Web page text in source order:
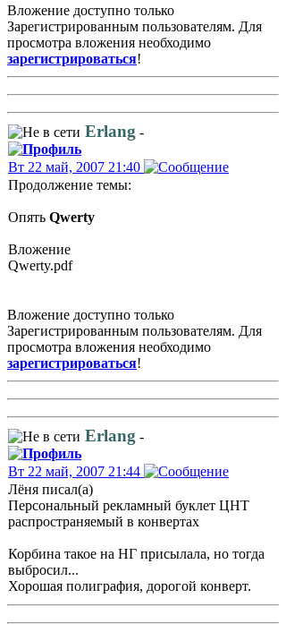
Вложение доступно только
Зарегистрированным пользователям. Для
просмотра вложения необходимо
зарегистрироваться!
Erlang -
Вт 22 май, 2007 21:40
Продолжение темы:
Опять Qwerty
Вложение
Qwerty.pdf
Вложение доступно только
Зарегистрированным пользователям. Для
просмотра вложения необходимо
зарегистрироваться!
Erlang -
Вт 22 май, 2007 21:44
Лёня писал(а)
Персональный рекламный буклет ЦНТ
распространяемый в конвертах
Корбина такое на НГ присылала, но тогда
выбросил...
Хорошая полиграфия, дорогой конверт.